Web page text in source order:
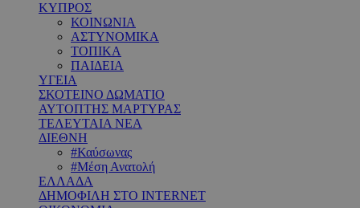
ΚΥΠΡΟΣ
ΚΟΙΝΩΝΙΑ
ΑΣΤΥΝΟΜΙΚΑ
ΤΟΠΙΚΑ
ΠΑΙΔΕΙΑ
ΥΓΕΙΑ
ΣΚΟΤΕΙΝΟ ΔΩΜΑΤΙΟ
ΑΥΤΟΠΤΗΣ ΜΑΡΤΥΡΑΣ
ΤΕΛΕΥΤΑΙΑ ΝΕΑ
ΔΙΕΘΝΗ
#Καύσωνας
#Μέση Ανατολή
ΕΛΛΑΔΑ
ΔΗΜΟΦΙΛΗ ΣΤΟ INTERNET